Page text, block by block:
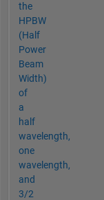
the
HPBW
(Half
Power
Beam
Width)
of
a
half
wavelength,
one
wavelength,
and
3/2